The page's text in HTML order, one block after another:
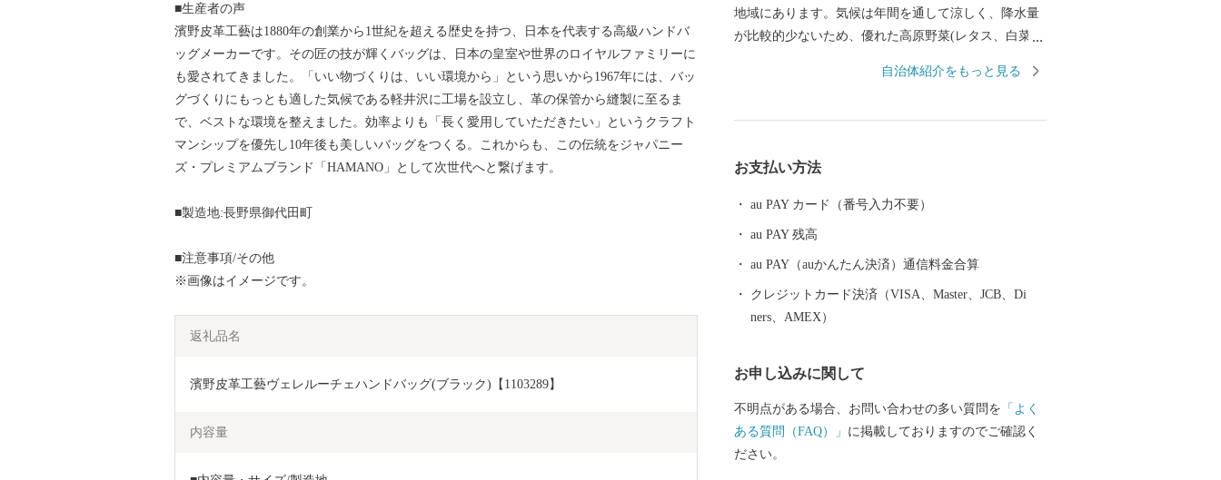
■生産者の声
濱野皮革工藝は1880年の創業から1世紀を超える歴史を持つ、日本を代表する高級ハンドバ
ッグメーカーです。その匠の技が輝くバッグは、日本の皇室や世界のロイヤルファミリーに
も愛されてきました。「いい物づくりは、いい環境から」という思いから1967年には、バッ
グづくりにもっとも適した気候である軽井沢に工場を設立し、革の保管から縫製に至るま
で、ベストな環境を整えました。効率よりも「長く愛用していただきたい」というクラフト
マンシップを優先し10年後も美しいバッグをつくる。これからも、この伝統をジャパニー
ズ・プレミアムブランド「HAMANO」として次世代へと繋げます。
■製造地:長野県御代田町
■注意事項/その他
※画像はイメージです。
返礼品名
濱野皮革工藝ヴェレルーチェハンドバッグ(ブラック)【1103289】
内容量
地域にあります。気候は年間を通して涼しく、降水量
が比較的少ないため、優れた高原野菜(レタス、白菜、
には精密機械工業、食品加工と製造業が盛んであり、
長野県下でもトップクラスを誇り、年少人口や生産年
州・御代田龍神まつり」が開催されます。御代田町の
夏の一大イベントです。
自治体紹介をもっと見る
お支払い方法
au PAY カード（番号入力不要）
au PAY 残高
au PAY（auかんたん決済）通信料金合算
クレジットカード決済（VISA、Master、JCB、Di
ners、AMEX）
お申し込みに関して
不明点がある場合、お問い合わせの多い質問を 「よく
ある質問（FAQ）」 に掲載しておりますのでご確認く
ださい。